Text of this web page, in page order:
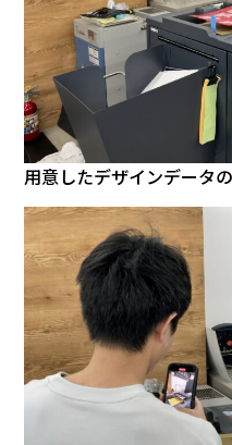
用意したデザインデータ